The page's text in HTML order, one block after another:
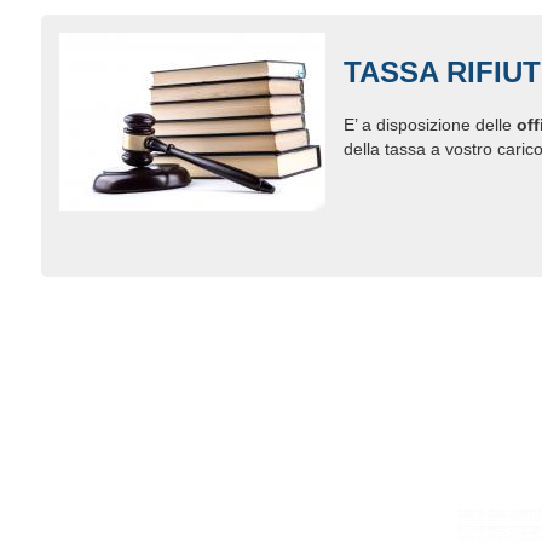
TASSA
E’ a disposizione delle
della tassa a vostro carico.